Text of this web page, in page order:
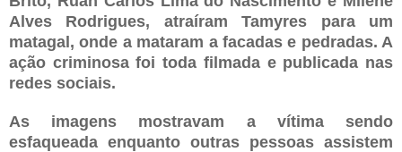
Alves Rodrigues, atraíram Tamyres para um
matagal, onde a mataram a facadas e pedradas. A
ação criminosa foi toda filmada e publicada nas
redes sociais.
As imagens mostravam a vítima sendo
esfaqueada enquanto outras pessoas assistem